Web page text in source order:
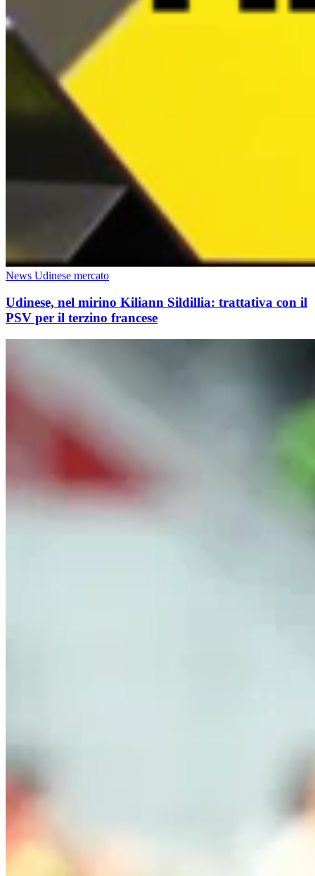
News Udinese mercato
Udinese, nel mirino Kiliann Sildillia: trattativa con il
PSV per il terzino francese